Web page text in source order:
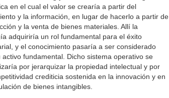
en el cual el valor se crearía a partir del
y la información, en lugar de hacerlo a partir de
y la venta de bienes materiales. Allí la
adquiriría un rol fundamental para el éxito
y el conocimiento pasaría a ser considerado
activo fundamental. Dicho sistema operativo se
por jerarquizar la propiedad intelectual y por
crediticia sostenida en la innovación y en
de bienes intangibles.